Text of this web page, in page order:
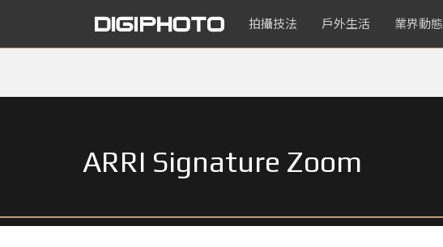
拍攝技法 戶外生活 業界動態
ARRI Signature Zoom